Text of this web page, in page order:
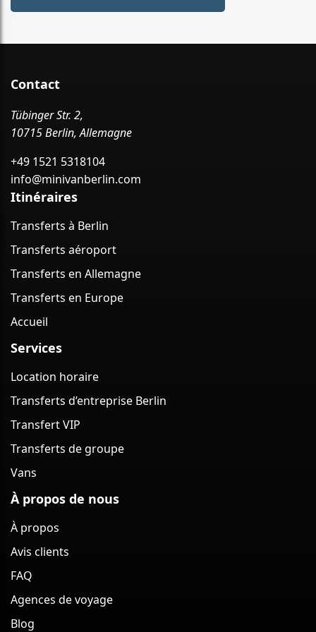
Contact
Tübinger Str. 2,
10715 Berlin, Allemagne
+49 1521 5318104
info@minivanberlin.com
Itinéraires
Transferts à Berlin
Transferts aéroport
Transferts en Allemagne
Transferts en Europe
Accueil
Services
Location horaire
Transferts d’entreprise Berlin
Transfert VIP
Transferts de groupe
Vans
À propos de nous
À propos
Avis clients
FAQ
Agences de voyage
Blog